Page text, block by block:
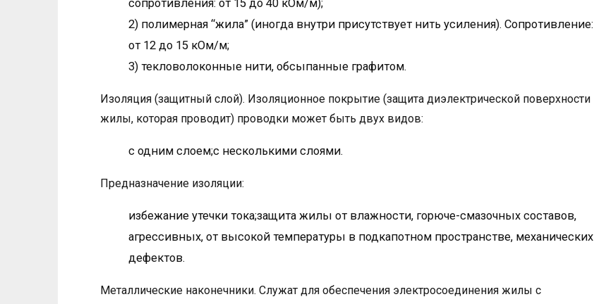
сопротивления: от 15 до 40 кОм/м);
2) полимерная “жила” (иногда внутри присутствует нить усиления). Сопротивление:
от 12 до 15 кОм/м;
3) текловолоконные нити, обсыпанные графитом.
Изоляция (защитный слой). Изоляционное покрытие (защита диэлектрической поверхности
жилы, которая проводит) проводки может быть двух видов:
с одним слоем;с несколькими слоями.
Предназначение изоляции:
избежание утечки тока;защита жилы от влажности, горюче-смазочных составов,
агрессивных, от высокой температуры в подкапотном пространстве, механических
дефектов.
Металлические наконечники. Служат для обеспечения электросоединения жилы с